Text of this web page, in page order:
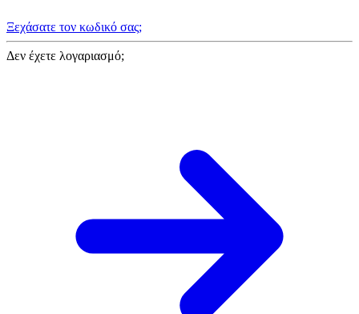
Ξεχάσατε τον κωδικό σας;
Δεν έχετε λογαριασμό;